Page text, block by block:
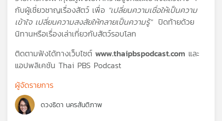
สต์
คุณ
เพลง
กับผู้เชี่ยวชาญเรื่องสัตว์ เพื่อ "เปลี่ยนความเชื่อให้เป็นความ
เข้าใจ เปลี่ยนความสงสัยให้กลายเป็นความรู้"ปิดท้ายด้วย
นิทานหรือเรื่องเล่าเกี่ยวกับสัตว์รอบโลก
ติดตามฟังได้ทางเว็บไซต์ www.thaipbspodcast.com และ
แอปพลิเคชัน Thai PBS Podcast
ผู้จัดรายการ
ดวงธิดา นครสันติภาพ